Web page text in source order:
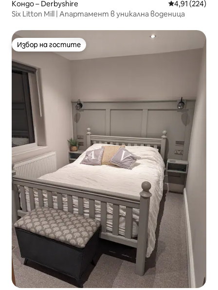
Кондо – Derbyshire Средна
4,91 (224)
Six Litton Mill | Апартамент в уникална воденица
Избор на гостите
Избор на гостите